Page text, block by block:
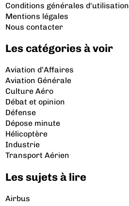
Conditions générales d'utilisation
Mentions légales
Nous contacter
Les catégories à voir
Aviation d’Affaires
Aviation Générale
Culture Aéro
Débat et opinion
Défense
Dépose minute
Hélicoptère
Industrie
Transport Aérien
Les sujets à lire
Airbus